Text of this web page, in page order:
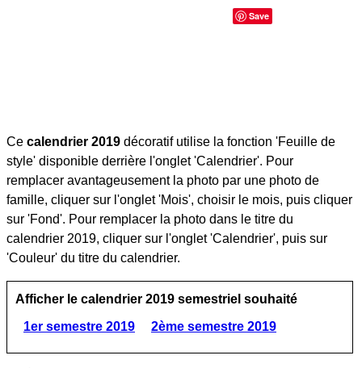
Save
Ce calendrier 2019 décoratif utilise la fonction 'Feuille de
style' disponible derrière l'onglet 'Calendrier'. Pour
remplacer avantageusement la photo par une photo de
famille, cliquer sur l'onglet 'Mois', choisir le mois, puis cliquer
sur 'Fond'. Pour remplacer la photo dans le titre du
calendrier 2019, cliquer sur l'onglet 'Calendrier', puis sur
'Couleur' du titre du calendrier.
Afficher le calendrier 2019 semestriel souhaité
1er semestre 2019
2ème semestre 2019